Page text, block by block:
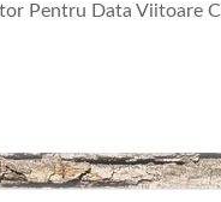
Pentru Data Viitoare